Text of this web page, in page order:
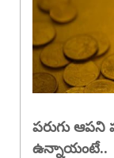
పరుగు ఆపని
ఉన్నాయంటే..